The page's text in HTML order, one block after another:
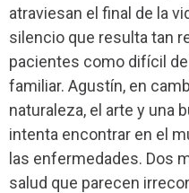
atraviesan el final de la
silencio que resulta tan
pacientes como difícil
familiar. Agustín, en
naturaleza, el arte y una
intenta encontrar en el
las enfermedades. Dos
salud que parecen